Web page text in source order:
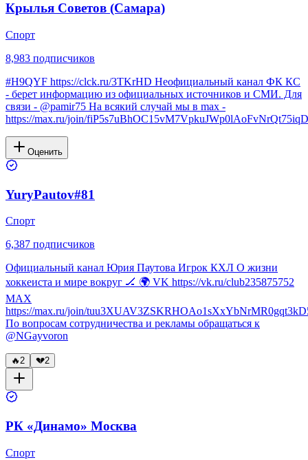
Крылья Советов (Самара)
Спорт
8,983 подписчиков
#H9QYF https://clck.ru/3TKrHD Неофициальный канал ФК КС
- берет информацию из официальных источников и СМИ. Для
связи - @pamir75 На всякий случай мы в max -
https://max.ru/join/
Оценить
YuryPautov#81
Спорт
6,387 подписчиков
Официальный канал Юрия Паутова Игрок КХЛ О жизни
хоккеиста и мире вокруг 🏒 🌍 VK https://vk.ru/club235875752
MAX
https://max.ru/join/
По вопросам сотрудничества и рекламы обращаться к
@NGayvoron
🔥2 💔2
РК «Динамо» Москва
Спорт